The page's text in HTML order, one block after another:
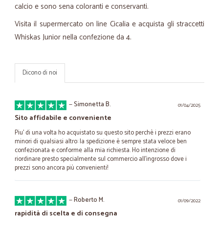
calcio e sono sena coloranti e conservanti.
Visita il supermercato on line Cicalia e acquista gli straccetti
Whiskas Junior nella confezione da 4.
Dicono di noi
01/04/2025
—Simonetta B.
Sito affidabile e conveniente
Piu' di una volta ho acquistato su questo sito perchè i prezzi erano
minori di qualsiasi altro: la spedizione è sempre stata veloce ben
confezionata e conforme alla mia richiesta. Ho intenzione di
riordinare presto specialmente sul commercio all'ingrosso dove i
prezzi sono ancora più convenienti!
01/09/2022
—Roberto M.
rapidità di scelta e di consegna